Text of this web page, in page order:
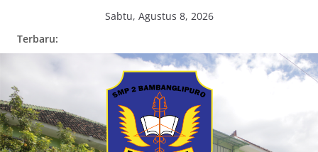
Sabtu, Agustus 8, 2026
Terbaru: